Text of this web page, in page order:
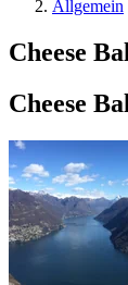
Allgemein
Cheese
Cheese